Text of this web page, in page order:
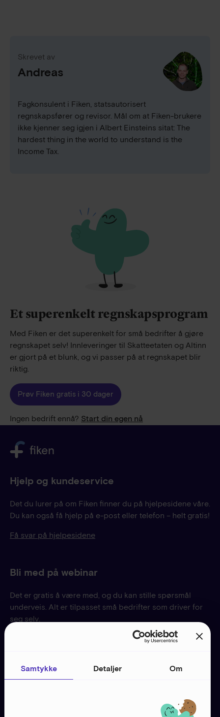
Samtykke Detaljer Om
Skrevet av
Andreas
Fagkonsulent i Fiken, statsautorisert
regnskapsfører og revisor. Mål om at Fiken-brukere
ikke kjenner seg igjen i Albert Einsteins sitat: The
hardest thing in the world to understand is the
Income Tax.
Et superenkelt regnskapsprogram
Med Fiken er det superenkelt for små bedrifter å gjøre
regnskapet selv! Innleveringer til Skatteetaten og Altinn
er gjort på et blunk, og vi passer på at regnskapet blir
riktig.
Prøv Fiken gratis i 30 dager
Ingen bedrift ennå? Start din egen nå
Hjelp og kundeservice
Det du lurer på om Fiken finner du på hjelpesidene våre.
Du kan også få hjelp på e-post eller telefon – helt gratis!
Få svar på hjelpesidene
Bli med på webinar
Det er gratis å være med, og du kan stille spørsmål
underveis. Alt er tilpasset små bedrifter som driver for
seg selv.
Nyttig verktøy